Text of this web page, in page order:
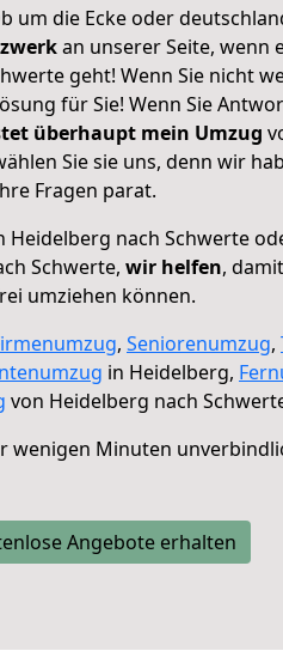
um die Ecke oder
an unserer Seite, wenn
geht! Wenn Sie nicht
für Sie! Wenn Sie
überhaupt mein Umzug
Sie sie uns, denn wir
Fragen parat.
Heidelberg nach Schwerte
Schwerte, wir helfen,
umziehen können.
, Seniorenumzug,
in Heidelberg,
von Heidelberg nach
wenigen Minuten
Angebote erhalten